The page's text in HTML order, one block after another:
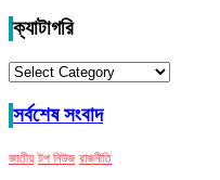
ক্যাটাগরি
ক্যাটাগরি
সর্বশেষ সংবাদ
জাতীয় টপ নিউজ রাজনীতি